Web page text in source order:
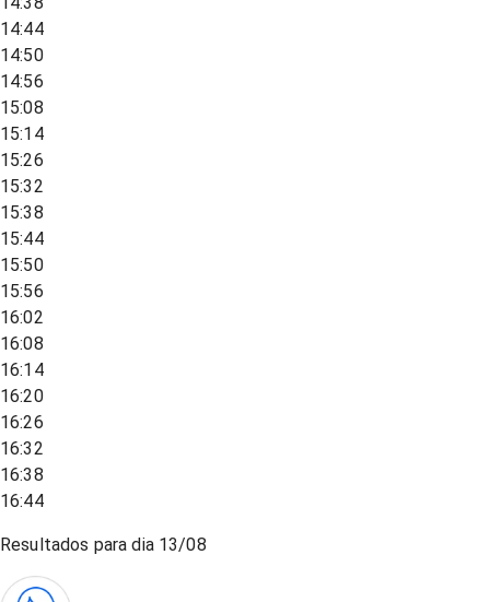
14:44
14:50
14:56
15:08
15:14
15:26
15:32
15:38
15:44
15:50
15:56
16:02
16:08
16:14
16:20
16:26
16:32
16:38
16:44
Resultados para dia 13/08